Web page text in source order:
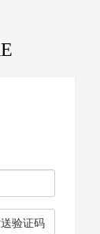
验证码